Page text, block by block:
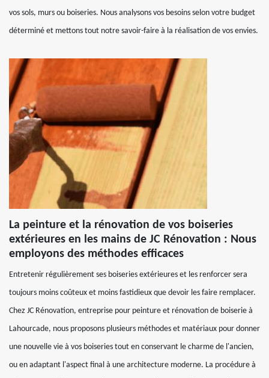
vos sols, murs ou boiseries. Nous analysons vos besoins selon votre budget
déterminé et mettons tout notre savoir-faire à la réalisation de vos envies.
La peinture et la rénovation de vos boiseries
extérieures en les mains de JC Rénovation : Nous
employons des méthodes efficaces
Entretenir régulièrement ses boiseries extérieures et les renforcer sera
toujours moins coûteux et moins fastidieux que devoir les faire remplacer.
Chez JC Rénovation, entreprise pour peinture et rénovation de boiserie à
Lahourcade, nous proposons plusieurs méthodes et matériaux pour donner
une nouvelle vie à vos boiseries tout en conservant le charme de l'ancien,
ou en adaptant l'aspect final à une architecture moderne. La procédure à